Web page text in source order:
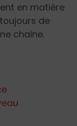
en matière
de
chaine.